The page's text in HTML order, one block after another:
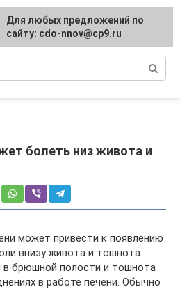
болеть низ живота и
может привести к появлению
внизу живота и тошнота.
брюшной полости и тошнота
в работе печени. Обычно
Для любых предложений по
сайту: cdo-nnov@cp9.ru